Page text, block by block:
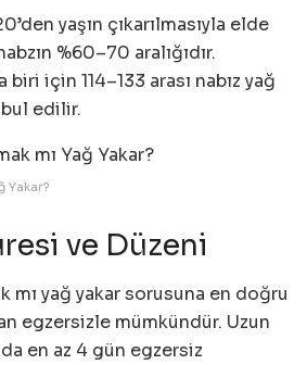
yaşın çıkarılmasıyla elde
%60–70 aralığıdır.
için 114–133 arası nabız yağ
edilir.
Yakar?
ve Düzeni
mı yağ yakar sorusuna en doğru
egzersizle mümkündür. Uzun
en az 4 gün egzersiz